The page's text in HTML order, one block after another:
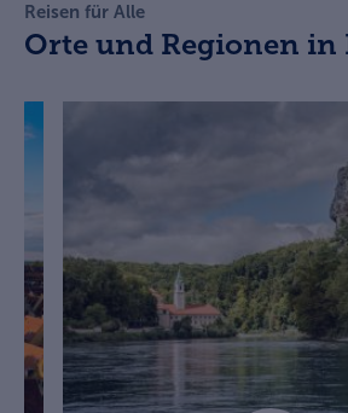
Reisen für Alle
Orte und Regionen in